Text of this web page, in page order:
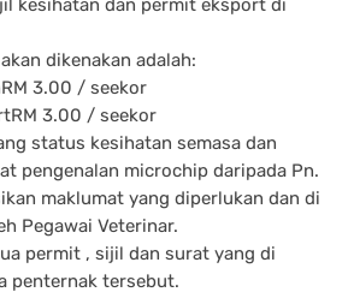
kesihatan dan permit eksport di
dikenakan adalah:
3.00 / seekor
3.00 / seekor
status kesihatan semasa dan
pengenalan microchip daripada Pn.
maklumat yang diperlukan dan di
Pegawai Veterinar.
permit , sijil dan surat yang di
penternak tersebut.